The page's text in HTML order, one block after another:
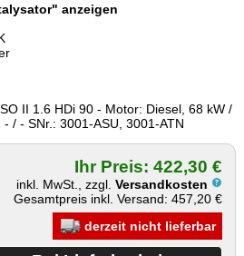
anzeigen
II 1.6 HDi 90 - Motor: Diesel, 68 kW /
/ - SNr.: 3001-ASU, 3001-ATN
Ihr Preis: 422,30 €
inkl. MwSt., zzgl.Versandkosten
Gesamtpreis inkl. Versand: 457,20 €
derzeit nicht lieferbar